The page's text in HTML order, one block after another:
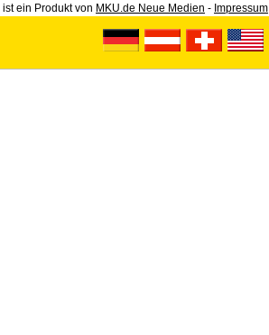
ist ein Produkt von MKU.de Neue Medien - Impressum